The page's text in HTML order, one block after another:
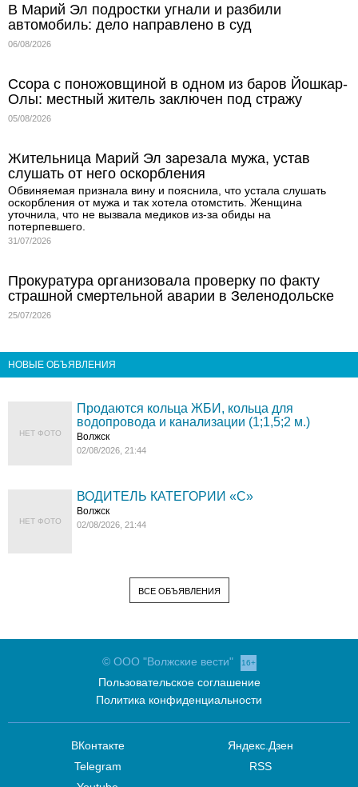
В Марий Эл подростки угнали и разбили
автомобиль: дело направлено в суд
06/08/2026
Ссора с поножовщиной в одном из баров Йошкар-
Олы: местный житель заключен под стражу
05/08/2026
Жительница Марий Эл зарезала мужа, устав
слушать от него оскорбления
Обвиняемая признала вину и пояснила, что устала слушать
оскорбления от мужа и так хотела отомстить. Женщина
уточнила, что не вызвала медиков из-за обиды на
потерпевшего.
31/07/2026
Прокуратура организовала проверку по факту
страшной смертельной аварии в Зеленодольске
25/07/2026
НОВЫЕ ОБЪЯВЛЕНИЯ
НЕТ ФОТО
Продаются кольца ЖБИ, кольца для
водопровода и канализации (1;1,5;2 м.)
Волжск
02/08/2026, 21:44
НЕТ ФОТО
ВОДИТЕЛЬ КАТЕГОРИИ «C»
Волжск
02/08/2026, 21:44
ВСЕ ОБЪЯВЛЕНИЯ
© ООО "Волжские вести" 16+
Пользовательское соглашение
Политика конфиденциальности
ВКонтакте
Telegram
Яндекс.Дзен
RSS